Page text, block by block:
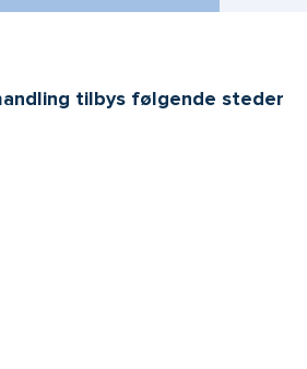
tilbys følgende steder